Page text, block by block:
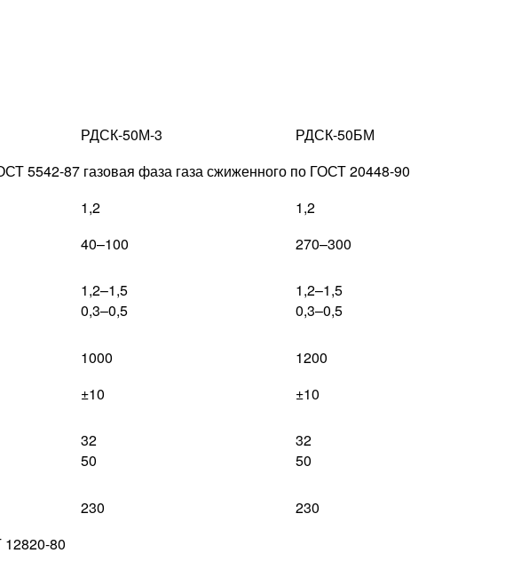
РДСК-50М-3
РДСК-50БМ
5542-87 газовая фаза газа сжиженного по ГОСТ 20448-90
1,2
1,2
40–100
270–300
1,2–1,5
0,3–0,5
1,2–1,5
0,3–0,5
1000
1200
±10
±10
32
50
32
50
230
230
80